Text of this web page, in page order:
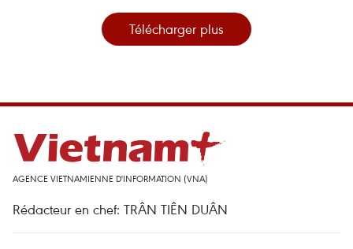
Télécharger plus
AGENCE VIETNAMIENNE D'INFORMATION (VNA)
Rédacteur en chef: TRÂN TIÊN DUÂN